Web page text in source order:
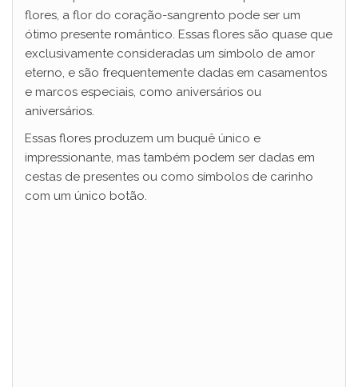
flores, a flor do coração-sangrento pode ser um
ótimo presente romântico. Essas flores são quase que
exclusivamente consideradas um símbolo de amor
eterno, e são frequentemente dadas em casamentos
e marcos especiais, como aniversários ou
aniversários.
Essas flores produzem um buquê único e
impressionante, mas também podem ser dadas em
cestas de presentes ou como símbolos de carinho
com um único botão.